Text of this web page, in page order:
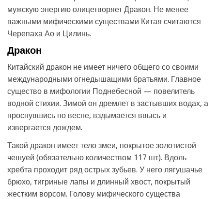
мужскую энергию олицетворяет Дракон. Не менее
важными мифическими существами Китая считаются
Черепаха Ао и Цилинь.
Дракон
Китайский дракон не имеет ничего общего со своими
международными огнедышащими братьями. Главное
существо в мифологии Поднебесной — повелитель
водной стихии. Зимой он дремлет в застывших водах, а
проснувшись по весне, вздымается ввысь и
извергается дождем.
Такой дракон имеет тело змеи, покрытое золотистой
чешуей (обязательно количеством 117 шт). Вдоль
хребта проходит ряд острых зубьев. У него лягушачье
брюхо, тигриные лапы и длинный хвост, покрытый
жестким ворсом. Голову мифического существа